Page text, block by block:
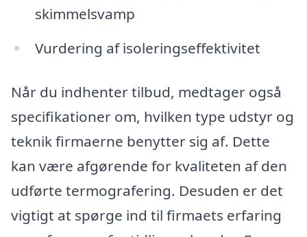
skimmelsvamp
Vurdering af isoleringseffektivitet
Når du indhenter tilbud, medtager også
specifikationer om, hvilken type udstyr og
teknik firmaerne benytter sig af. Dette
kan være afgørende for kvaliteten af den
udførte termografering. Desuden er det
vigtigt at spørge ind til firmaets erfaring